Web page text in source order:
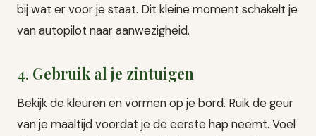
bij wat er voor je staat. Dit kleine moment schakelt je
van autopilot naar aanwezigheid.
4. Gebruik al je zintuigen
Bekijk de kleuren en vormen op je bord. Ruik de geur
van je maaltijd voordat je de eerste hap neemt. Voel